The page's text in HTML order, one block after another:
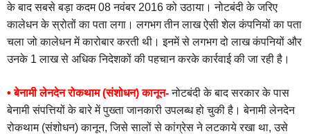
के बाद सबसे बड़ा कदम 08 नवंबर 2016 को उठाया। नोटबंदी के जरिए
कालेधन के स्रोतों का पता लगा। लगभग तीन लाख ऐसी शेल कंपनियों का पता
चला जो कालेधन में कारोबार करती थी। इनमें से लगभग दो लाख कंपनियों और
उनके 1 लाख से अधिक निदेशकों की पहचान करके कार्रवाई की जा रही है।
• बेनामी लेनदेन रोकथाम (संशोधन) कानून-नोटबंदी के बाद सरकार के पास
बेनामी संपत्तियों के बारे में पुख्ता जानकारी उपलब्ध हो चुकी है। बेनामी लेनदेन
रोकथाम (संशोधन) कानून, जिसे सालों से कांग्रेस ने लटकाये रखा था, उसे